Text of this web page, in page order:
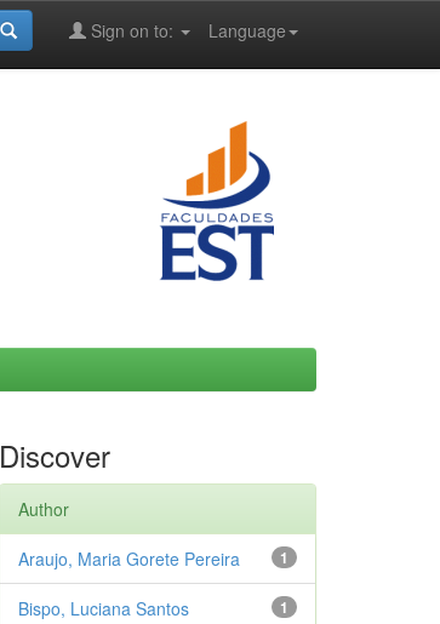
Language
Sign on to:
Discover
Author
1
Araujo, Maria Gorete Pereira
1
Bispo, Luciana Santos